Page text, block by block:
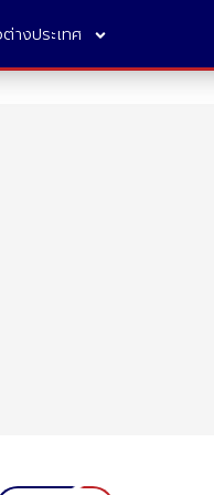
ต่างประเทศ